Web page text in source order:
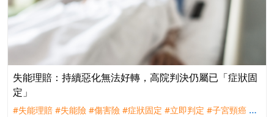
失能理賠：持續惡化無法好轉，高院判決仍屬已「症狀固
定」
#失能理賠 #失能險 #傷害險 #症狀固定 #立即判定 #子宮頸癌 #